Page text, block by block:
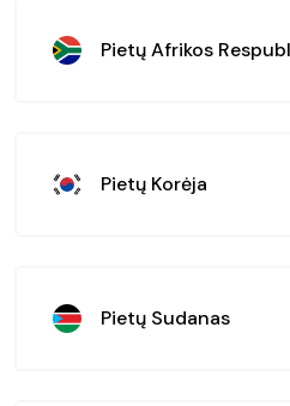
Pietų Afrikos
Pietų Korėja
Pietų Sudanas